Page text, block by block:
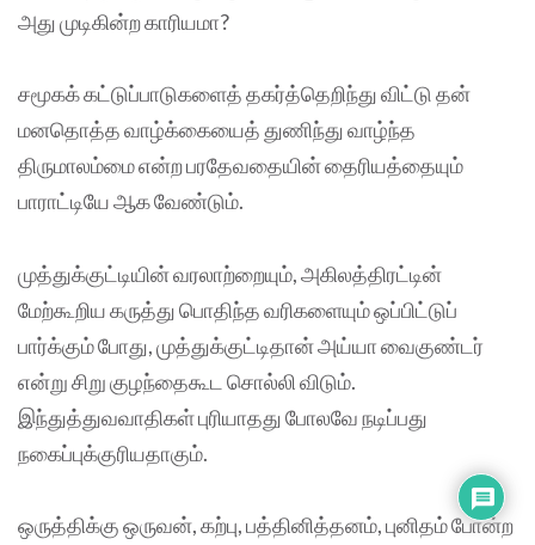
அது முடிகின்ற காரியமா?
சமூகக் கட்டுப்பாடுகளைத் தகர்த்தெறிந்து விட்டு தன்
மனதொத்த வாழ்க்கையைத் துணிந்து வாழ்ந்த
திருமாலம்மை என்ற பரதேவதையின் தைரியத்தையும்
பாராட்டியே ஆக வேண்டும்.
முத்துக்குட்டியின் வரலாற்றையும், அகிலத்திரட்டின்
மேற்கூறிய கருத்து பொதிந்த வரிகளையும் ஒப்பிட்டுப்
பார்க்கும் போது, முத்துக்குட்டிதான் அய்யா வைகுண்டர்
என்று சிறு குழந்தைகூட சொல்லி விடும்.
இந்துத்துவவாதிகள் புரியாதது போலவே நடிப்பது
நகைப்புக்குரியதாகும்.
ஒருத்திக்கு ஒருவன், கற்பு, பத்தினித்தனம், புனிதம் போன்ற